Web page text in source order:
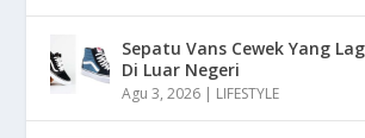
Sepatu Vans Cewek Yang
Di Luar Negeri
Agu 3, 2026 | LIFESTYLE